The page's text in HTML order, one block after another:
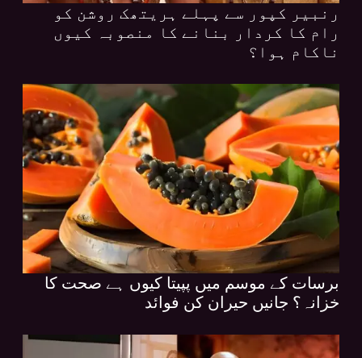
رنبیر کپور سے پہلے ہریتھک روشن کو
رام کا کردار بنانے کا منصوبہ کیوں
ناکام ہوا؟
برسات کے موسم میں پپیتا کیوں ہے صحت کا
خزانہ؟ جانیں حیران کن فوائد